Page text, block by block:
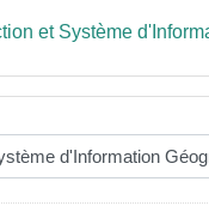
et Système